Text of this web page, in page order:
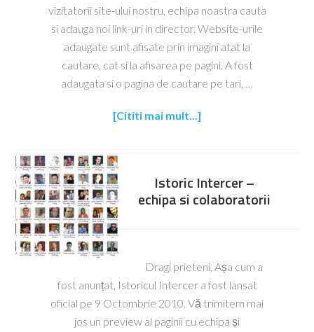
vizitatorii site-ului nostru, echipa noastra cauta
si adauga noi link-uri in director. Website-urile
adaugate sunt afisate prin imagini atat la
cautare, cat si la afisarea pe pagini. A fost
adaugata si o pagina de cautare pe tari, …
[Cititi mai mult...]
Istoric Intercer –
echipa si colaboratorii
Dragi prieteni, Așa cum a
fost anunțat, Istoricul Intercer a fost lansat
oficial pe 9 Octombrie 2010. Vă trimitem mai
jos un preview al paginii cu echipa și